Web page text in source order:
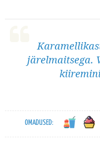
järelmaitsega.
OMADUSED: